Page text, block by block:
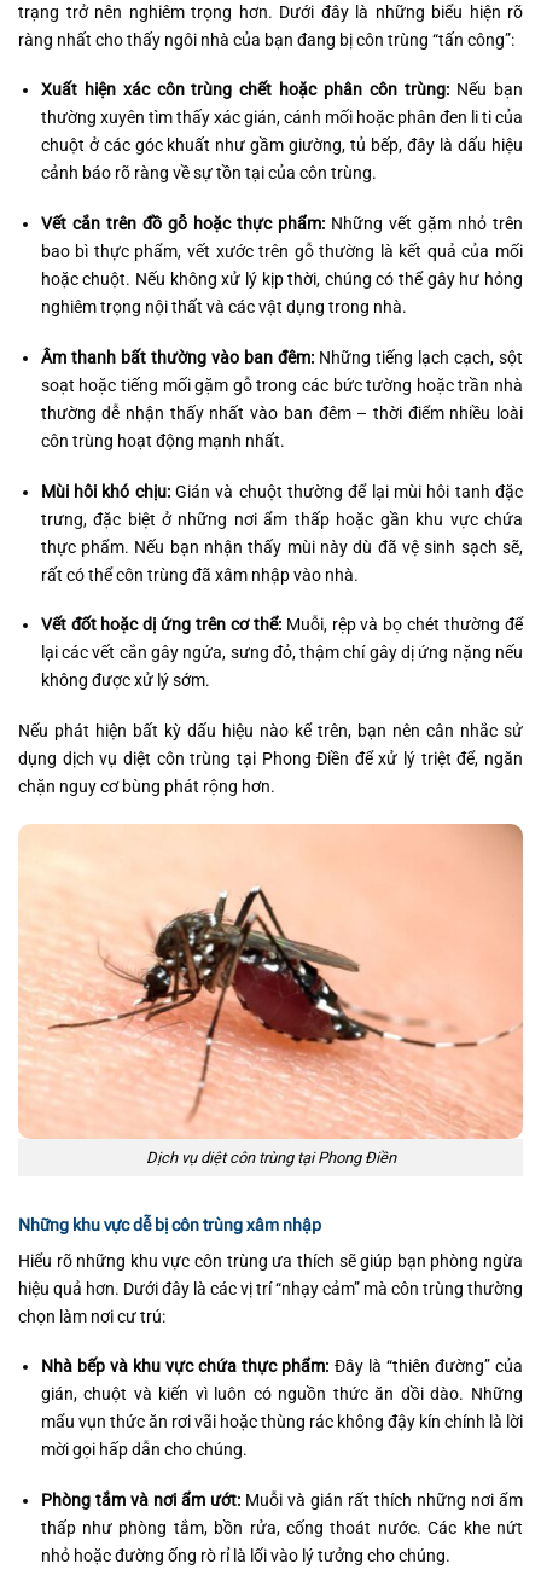
trạng trở nên nghiêm trọng hơn. Dưới đây là những biểu hiện rõ
ràng nhất cho thấy ngôi nhà của bạn đang bị côn trùng “tấn công”:
Xuất hiện xác côn trùng chết hoặc phân côn trùng: Nếu bạn
thường xuyên tìm thấy xác gián, cánh mối hoặc phân đen li ti của
chuột ở các góc khuất như gầm giường, tủ bếp, đây là dấu hiệu
cảnh báo rõ ràng về sự tồn tại của côn trùng.
Vết cắn trên đồ gỗ hoặc thực phẩm:Những vết gặm nhỏ trên
bao bì thực phẩm, vết xước trên gỗ thường là kết quả của mối
hoặc chuột. Nếu không xử lý kịp thời, chúng có thể gây hư hỏng
nghiêm trọng nội thất và các vật dụng trong nhà.
Âm thanh bất thường vào ban đêm: Những tiếng lạch cạch, sột
soạt hoặc tiếng mối gặm gỗ trong các bức tường hoặc trần nhà
thường dễ nhận thấy nhất vào ban đêm – thời điểm nhiều loài
côn trùng hoạt động mạnh nhất.
Mùi hôi khó chịu:Gián và chuột thường để lại mùi hôi tanh đặc
trưng, đặc biệt ở những nơi ẩm thấp hoặc gần khu vực chứa
thực phẩm. Nếu bạn nhận thấy mùi này dù đã vệ sinh sạch sẽ,
rất có thể côn trùng đã xâm nhập vào nhà.
Vết đốt hoặc dị ứng trên cơ thể:Muỗi, rệp và bọ chét thường để
lại các vết cắn gây ngứa, sưng đỏ, thậm chí gây dị ứng nặng nếu
không được xử lý sớm.
Nếu phát hiện bất kỳ dấu hiệu nào kể trên, bạn nên cân nhắc sử
dụng dịch vụ diệt côn trùng tại Phong Điền để xử lý triệt để, ngăn
chặn nguy cơ bùng phát rộng hơn.
Dịch vụ diệt côn trùng tại Phong Điền
Những khu vực dễ bị côn trùng xâm nhập
Hiểu rõ những khu vực côn trùng ưa thích sẽ giúp bạn phòng ngừa
hiệu quả hơn. Dưới đây là các vị trí “nhạy cảm” mà côn trùng thường
chọn làm nơi cư trú:
Nhà bếp và khu vực chứa thực phẩm: Đây là “thiên đường” của
gián, chuột và kiến vì luôn có nguồn thức ăn dồi dào. Những
mẩu vụn thức ăn rơi vãi hoặc thùng rác không đậy kín chính là lời
mời gọi hấp dẫn cho chúng.
Phòng tắm và nơi ẩm ướt: Muỗi và gián rất thích những nơi ẩm
thấp như phòng tắm, bồn rửa, cống thoát nước. Các khe nứt
nhỏ hoặc đường ống rò rỉ là lối vào lý tưởng cho chúng.